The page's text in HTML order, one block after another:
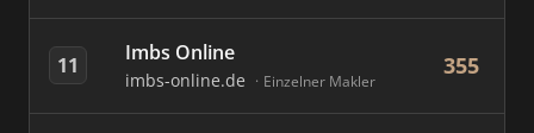
11 Imbs Online
imbs-online.de Einzelner Makler
355